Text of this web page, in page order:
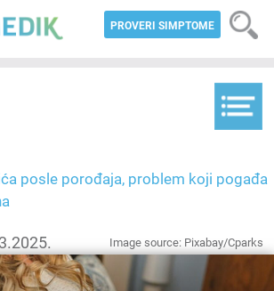
PROVERI SIMPTOME
posle porođaja, problem koji pogađa
Image source: Pixabay/Cparks